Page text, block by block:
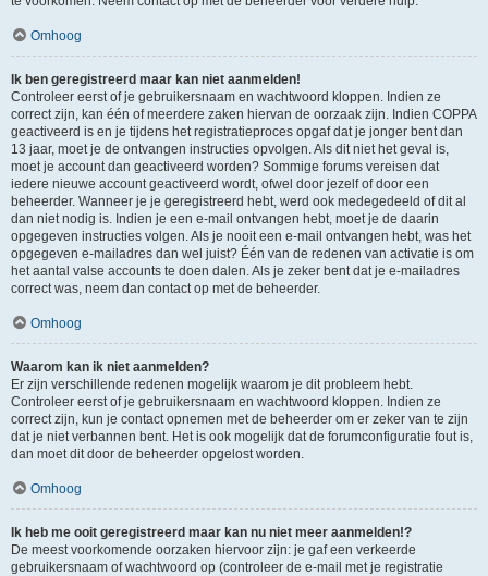
Omhoog
Ik ben geregistreerd maar kan niet aanmelden!
Controleer eerst of je gebruikersnaam en wachtwoord kloppen. Indien ze
correct zijn, kan één of meerdere zaken hiervan de oorzaak zijn. Indien COPPA
geactiveerd is en je tijdens het registratieproces opgaf dat je jonger bent dan
13 jaar, moet je de ontvangen instructies opvolgen. Als dit niet het geval is,
moet je account dan geactiveerd worden? Sommige forums vereisen dat
iedere nieuwe account geactiveerd wordt, ofwel door jezelf of door een
beheerder. Wanneer je je geregistreerd hebt, werd ook medegedeeld of dit al
dan niet nodig is. Indien je een e-mail ontvangen hebt, moet je de daarin
opgegeven instructies volgen. Als je nooit een e-mail ontvangen hebt, was het
opgegeven e-mailadres dan wel juist? Één van de redenen van activatie is om
het aantal valse accounts te doen dalen. Als je zeker bent dat je e-mailadres
correct was, neem dan contact op met de beheerder.
Omhoog
Waarom kan ik niet aanmelden?
Er zijn verschillende redenen mogelijk waarom je dit probleem hebt.
Controleer eerst of je gebruikersnaam en wachtwoord kloppen. Indien ze
correct zijn, kun je contact opnemen met de beheerder om er zeker van te zijn
dat je niet verbannen bent. Het is ook mogelijk dat de forumconfiguratie fout is,
dan moet dit door de beheerder opgelost worden.
Omhoog
Ik heb me ooit geregistreerd maar kan nu niet meer aanmelden!?
De meest voorkomende oorzaken hiervoor zijn: je gaf een verkeerde
gebruikersnaam of wachtwoord op (controleer de e-mail met je registratie